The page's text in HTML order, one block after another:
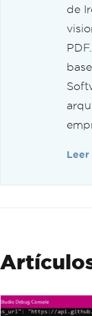
de
Leer